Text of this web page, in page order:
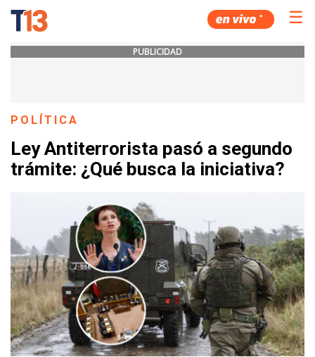
☰
PUBLICIDAD
POLÍTICA
Ley Antiterrorista pasó a segundo
trámite: ¿Qué busca la iniciativa?